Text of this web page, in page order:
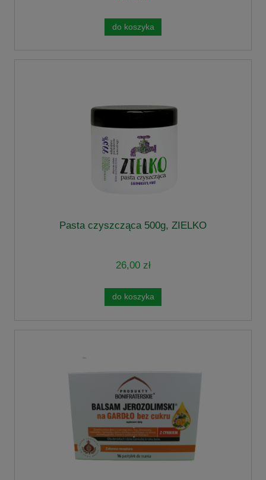
do koszyka
Pasta czyszcząca 500g, ZIELKO
26,00 zł
do koszyka